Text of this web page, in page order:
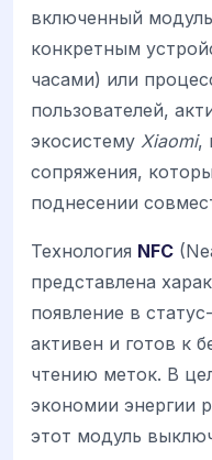
включенный
конкретным
часами) или
пользователей,
экосистему Xiaomi,
сопряжения,
поднесении
Технология NFC
представлена
появление в
активен и готов к
чтению меток. В
экономии энергии
этот модуль